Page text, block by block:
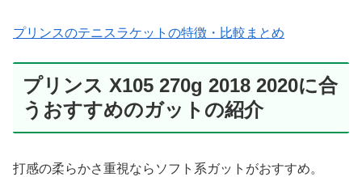
プリンスのテニスラケットの特徴・比較まとめ
プリンス X105 270g 2018 2020に合
うおすすめのガットの紹介
打感の柔らかさ重視ならソフト系ガットがおすすめ。